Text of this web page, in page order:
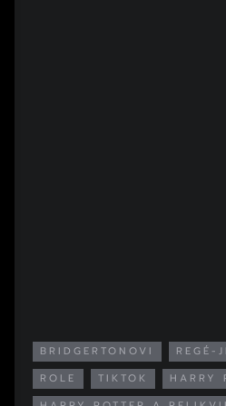
BRIDGERTONOVI REGÉ-
ROLE
TIKTOK
HARRY